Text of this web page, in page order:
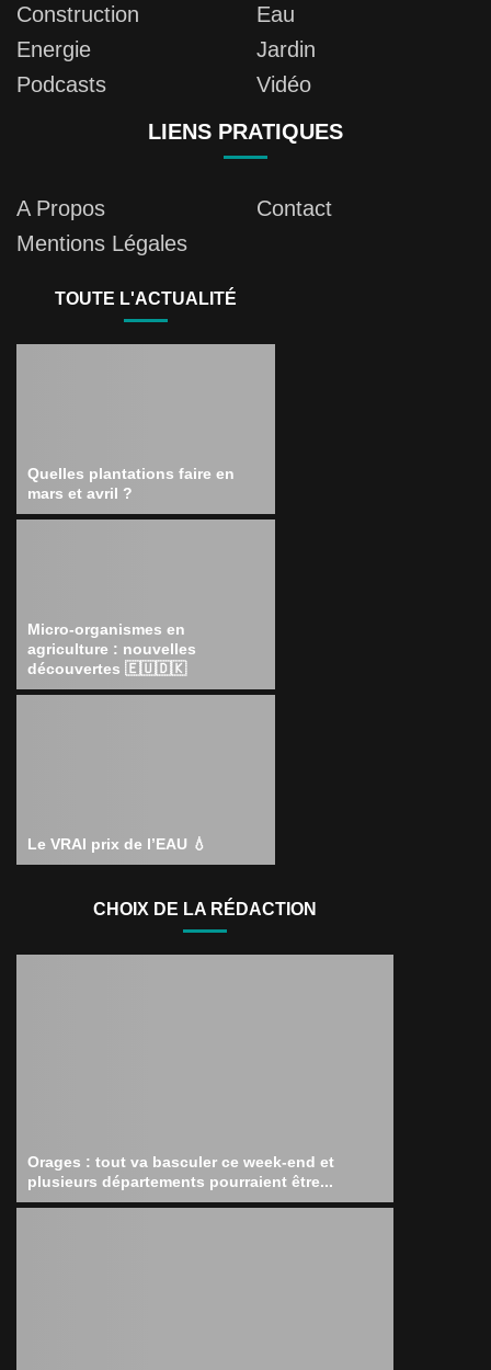
Construction
Eau
Energie
Jardin
Podcasts
Vidéo
LIENS PRATIQUES
A Propos
Contact
Mentions Légales
TOUTE L'ACTUALITÉ
Quelles plantations faire en
mars et avril ?
Micro-organismes en
agriculture : nouvelles
découvertes 🇪🇺🇩🇰
Le VRAI prix de l’EAU 💧
CHOIX DE LA RÉDACTION
Orages : tout va basculer ce week-end et
plusieurs départements pourraient être...